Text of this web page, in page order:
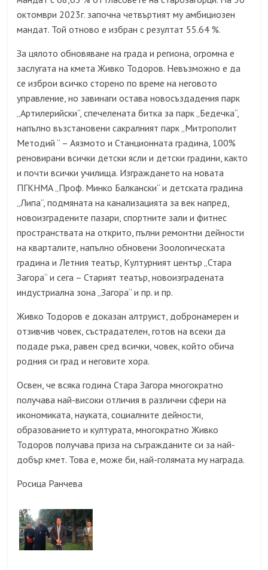
октомври 2023г. започна четвъртият му амбициозен
мандат. Той отново е избран с резултат 55.64 %.
За цялото обновяване на града и региона, огромна е
заслугата на кмета Живко Тодоров. Невъзможно е да
се изброи всичко сторено по време на неговото
управление, но завинаги остава новосъздадения парк
„Артилерийски“, спечелената битка за парк „Бедечка“,
напълно възстановени сакралният парк „Митрополит
Методий “ – Аязмото и Станционната градина, 100%
реновирани всички детски ясли и детски градини, както
и почти всички училища. Изграждането на новата
ПГКНМА „Проф. Минко Балкански“ и детската градина
„Липа“, подмяната на канализацията за век напред,
новоизградените пазари, спортните зали и фитнес
пространствата на открито, пълни ремонтни дейности
на кварталите, напълно обновени Зоологическата
градина и Летния театър, Културният център „Стара
Загора“ и сега – Старият театър, новоизградената
индустриална зона „Загора“ и пр. и пр.
Живко Тодоров е доказан алтруист, добронамерен и
отзивчив човек, състрадателен, готов на всеки да
подаде ръка, равен сред всички, човек, който обича
родния си град и неговите хора.
Освен, че всяка година Стара Загора многократно
получава най-високи отличия в различни сфери на
икономиката, науката, социалните дейности,
образованието и културата, многократно Живко
Тодоров получава приза на съгражданите си за най-
добър кмет. Това е, може би, най-голямата му награда.
Росица Ранчева